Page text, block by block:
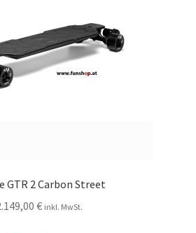
GTR 2 Carbon Street
€ inkl. MwSt.